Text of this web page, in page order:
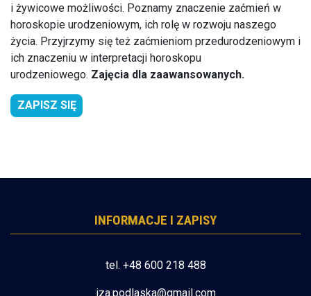
i żywicowe możliwości. Poznamy znaczenie zaćmień w
horoskopie urodzeniowym, ich rolę w rozwoju naszego
życia. Przyjrzymy się też zaćmieniom przedurodzeniowym i
ich znaczeniu w interpretacji horoskopu
urodzeniowego. Zajęcia dla zaawansowanych.
ZAPISZ SIĘ
INFORMACJE I ZAPISY
tel. +48 600 218 488
iza.podlaska@gmail.com